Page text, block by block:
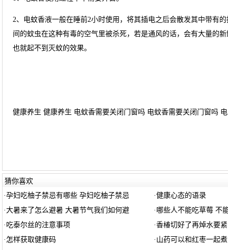
2、电蚊香液一般在睡前2小时使用，将其插电之后会散发其中带有
间的蚊虫在这种有毒的空气里被杀死，若是通风的话，会有大量的
也就起不到灭蚊的效果。
健康养生 健康养生 电蚊香需要关闭门窗吗 电蚊香需要关闭门窗吗
猜你喜欢
·孕妇吃柚子禁忌有哪些 孕妇吃柚子禁忌 ·健康心态的语录
·大暑来了怎么避暑 大暑节气我们如何避 · 哪些人不能吃草莓 不
· 吃泰尔丝的注意事项 ·香椿切好了再焯水要
· 怎样获取健康码 · 山药可以和红枣一起